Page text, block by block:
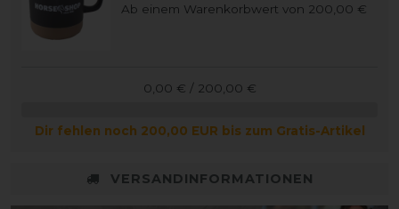
Ab einem Warenkorbwert von 200,00 €
0,00 € / 200,00 €
Dir fehlen noch 200,00 EUR bis zum Gratis-Artikel
VERSANDINFORMATIONEN